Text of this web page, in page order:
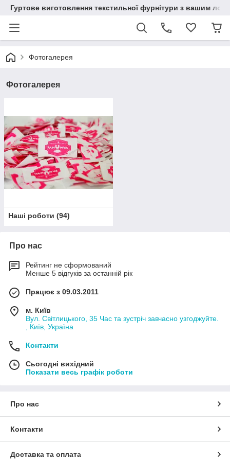
Гуртове виготовлення текстильної фурнітури з вашим
Фотогалерея
Фотогалерея
Наші роботи (94)
Про нас
Рейтинг не сформований
Менше 5 відгуків за останній рік
Працює з 09.03.2011
м. Київ
Вул. Світлицького, 35 Час та зустріч завчасно узгоджуйте.
, Київ, Україна
Контакти
Сьогодні вихідний
Показати весь графік роботи
Про нас
Контакти
Доставка та оплата